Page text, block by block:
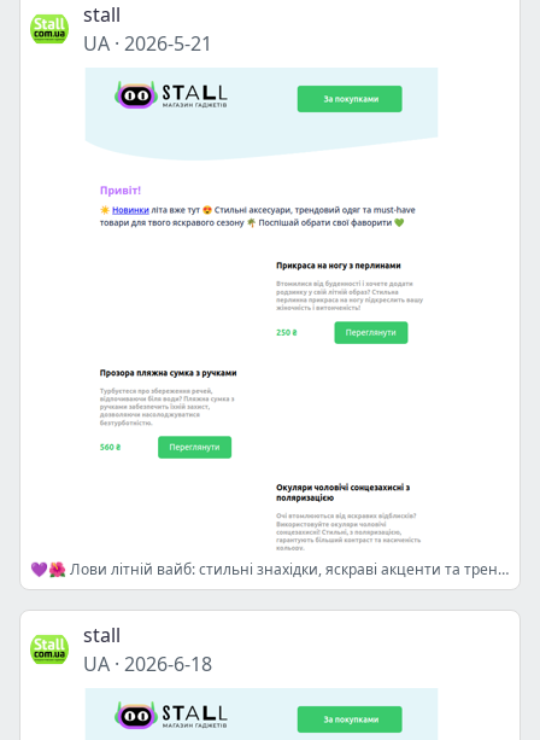
stall
UA · 2026-5-21
💜🌺 Лови літній вайб: стильні знахідки, яскраві акценти та тренди сезону 😎✨
stall
UA · 2026-6-18